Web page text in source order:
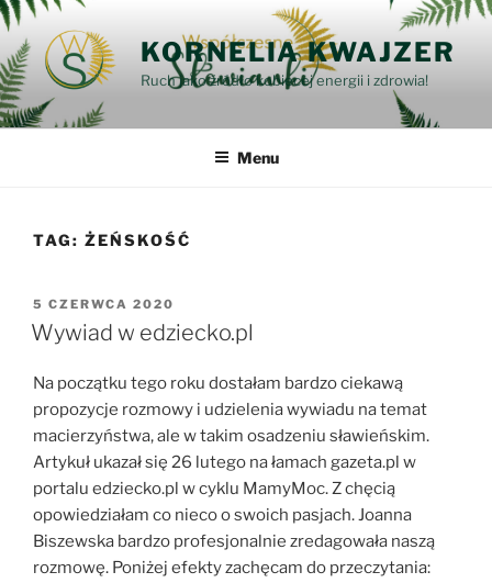
Przejdź
do
treści
KORNELIA KWAJZER
Ruch jako źródło kobiecej energii i zdrowia!
Menu
TAG: ŻEŃSKOŚĆ
OPUBLIKOWANE
W
5 CZERWCA 2020
Wywiad w edziecko.pl
Na początku tego roku dostałam bardzo ciekawą
propozycje rozmowy i udzielenia wywiadu na temat
macierzyństwa, ale w takim osadzeniu sławieńskim.
Artykuł ukazał się 26 lutego na łamach gazeta.pl w
portalu edziecko.pl w cyklu MamyMoc. Z chęcią
opowiedziałam co nieco o swoich pasjach. Joanna
Biszewska bardzo profesjonalnie zredagowała naszą
rozmowę. Poniżej efekty zachęcam do przeczytania: